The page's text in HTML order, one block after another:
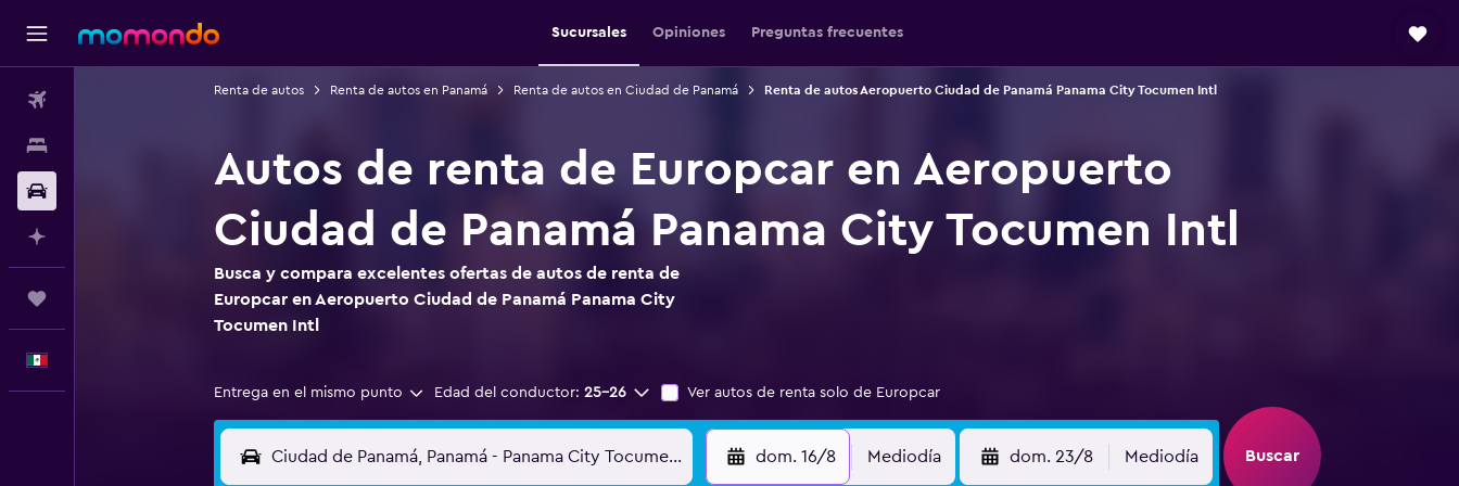
Sucursales Opiniones Preguntas frecuentes
Renta de autos Renta de autos en Panamá Renta de autos en Ciudad de Panamá Renta de autos Aeropuerto Ciudad de Panamá Panama City Tocumen Intl
Autos de renta de Europcar en Aeropuerto
Ciudad de Panamá Panama City Tocumen Intl
Busca y compara excelentes ofertas de autos de renta de
Europcar en Aeropuerto Ciudad de Panamá Panama City
Tocumen Intl
Entrega en el mismo punto Edad del conductor: 25-26 Ver autos de renta solo de Europcar
dom. 16/8 Mediodía dom. 23/8 Mediodía Buscar